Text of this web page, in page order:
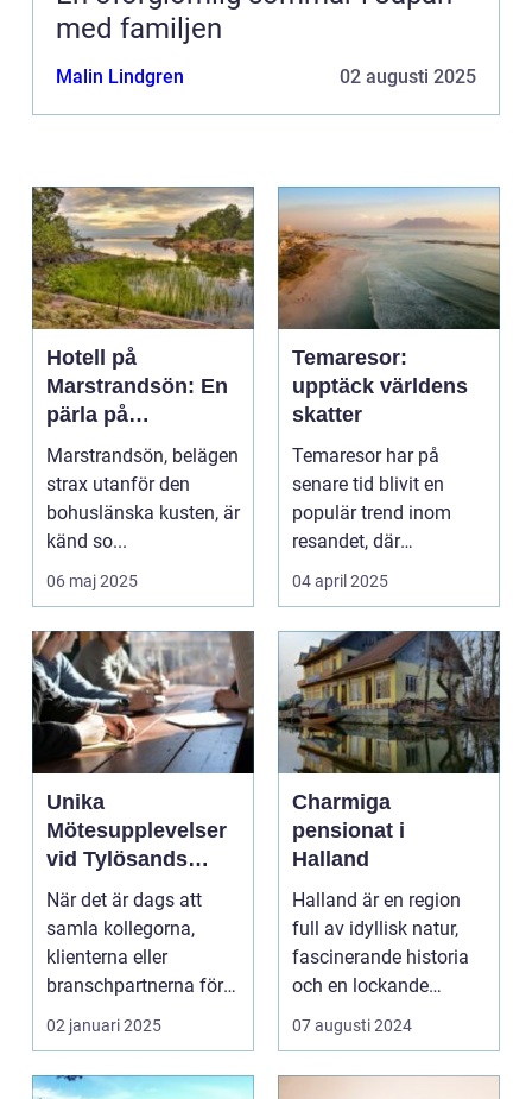
med familjen
Malin Lindgren 02 augusti 2025
Hotell på
Marstrandsön: En
pärla på
västkusten
Marstrandsön, belägen
strax utanför den
bohuslänska kusten, är
känd so...
06 maj 2025
Temaresor:
upptäck världens
skatter
Temaresor har på
senare tid blivit en
populär trend inom
resandet, där
resenäre...
04 april 2025
Unika
Mötesupplevelser
vid Tylösands
Stränder
När det är dags att
samla kollegorna,
klienterna eller
branschpartnerna för
en konfer...
02 januari 2025
Charmiga
pensionat i
Halland
Halland är en region
full av idyllisk natur,
fascinerande historia
och en lockande
kustlinje. F...
07 augusti 2024